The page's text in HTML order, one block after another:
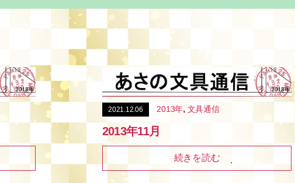
2021.12.06 2013年, 文具通信
2013年11月
続きを読む